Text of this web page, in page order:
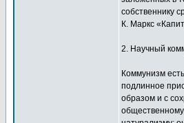
собственнику
К. Маркс
2. Научный
Коммунизм
подлинное
образом и с